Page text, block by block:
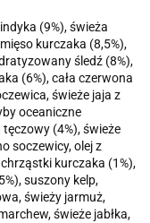
(9%), świeża
kurczaka (8,5%),
śledź (8%),
(6%), cała czerwona
świeże jaja z
oceaniczne
(4%), świeże
soczewicy, olej z
kurczaka (1%),
suszony kelp,
świeży jarmuż,
świeże jabłka,